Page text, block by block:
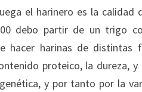
el harinero es la calidad
debo partir de un trigo
hacer harinas de distintas
proteico, la dureza,
y por tanto por la